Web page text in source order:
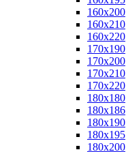
160x200
160x210
160x220
170x190
170x200
170x210
170x220
180x180
180x186
180x190
180x195
180x200